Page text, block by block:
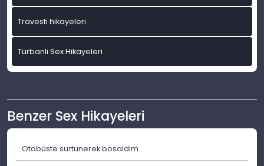
Travesti hikayeleri
Türbanlı Sex Hikayeleri
Benzer Sex Hikayeleri
Otobüste surtunerek bosaldim